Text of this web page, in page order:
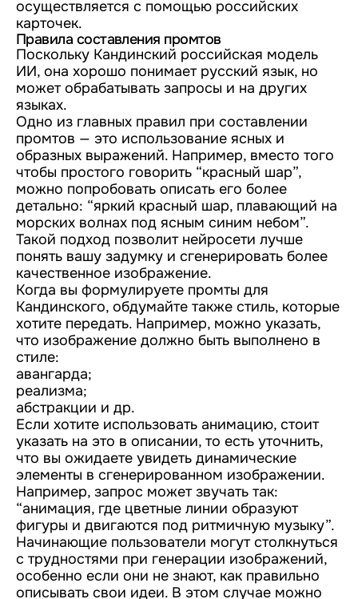
осуществляется с помощью российских
карточек.
Правила составления промтов
Поскольку Кандинский российская модель
ИИ, она хорошо понимает русский язык, но
может обрабатывать запросы и на других
языках.
Одно из главных правил при составлении
промтов — это использование ясных и
образных выражений. Например, вместо того
чтобы простого говорить “красный шар”,
можно попробовать описать его более
детально: “яркий красный шар, плавающий на
морских волнах под ясным синим небом”.
Такой подход позволит нейросети лучше
понять вашу задумку и сгенерировать более
качественное изображение.
Когда вы формулируете промты для
Кандинского, обдумайте также стиль, которые
хотите передать. Например, можно указать,
что изображение должно быть выполнено в
стиле:
авангарда;
реализма;
абстракции и др.
Если хотите использовать анимацию, стоит
указать на это в описании, то есть уточнить,
что вы ожидаете увидеть динамические
элементы в сгенерированном изображении.
Например, запрос может звучать так:
“анимация, где цветные линии образуют
фигуры и двигаются под ритмичную музыку”.
Начинающие пользователи могут столкнуться
с трудностями при генерации изображений,
особенно если они не знают, как правильно
описывать свои идеи. В этом случае можно